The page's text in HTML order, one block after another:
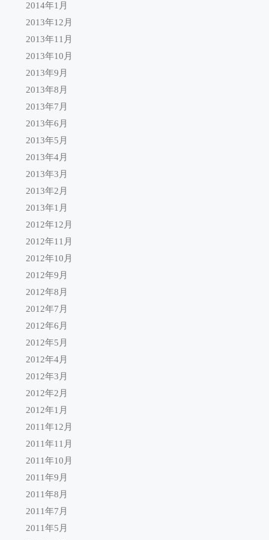
2014年1月
2013年12月
2013年11月
2013年10月
2013年9月
2013年8月
2013年7月
2013年6月
2013年5月
2013年4月
2013年3月
2013年2月
2013年1月
2012年12月
2012年11月
2012年10月
2012年9月
2012年8月
2012年7月
2012年6月
2012年5月
2012年4月
2012年3月
2012年2月
2012年1月
2011年12月
2011年11月
2011年10月
2011年9月
2011年8月
2011年7月
2011年5月